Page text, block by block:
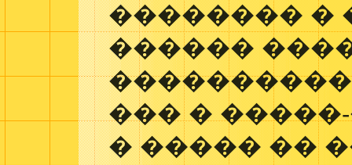
�������� �
������
��� �
� ����� ��